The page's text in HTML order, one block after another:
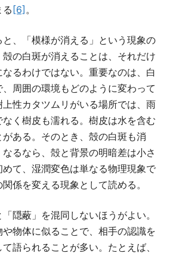
[6] 。
と、「模様が消える」という現象の
の白斑が消えることは、それだけ
るわけではない。重要なのは、白
周囲の環境もどのように変わって
性カタツムリがいる場所では、雨
く樹皮も濡れる。樹皮は水を含む
ある。そのとき、殻の白斑も消
るなら、殻と背景の明暗差は小さ
めて、湿潤変色は単なる物理現象で
係を変える現象として読める。
隠蔽」を混同しないほうがよい。
物体に似ることで、相手の認識を
語られることが多い。たとえば、